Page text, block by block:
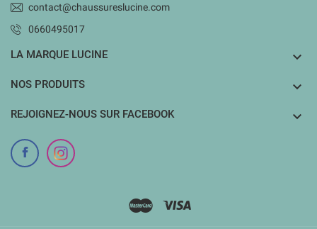
contact@chaussureslucine.com
0660495017
LA MARQUE LUCINE 
NOS PRODUITS 
REJOIGNEZ-NOUS SUR FACEBOOK 